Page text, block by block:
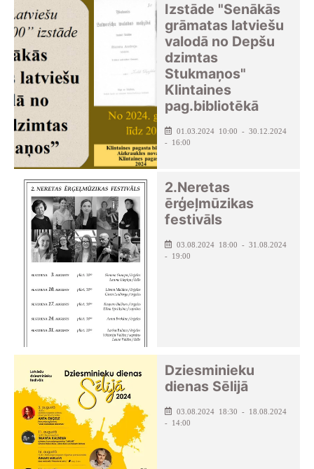
Izstāde "Senākās
grāmatas latviešu
valodā no Depšu
dzimtas
Stukmaņos"
Klintaines
pag.bibliotēkā
01.03.2024 10:00 - 30.12.2024
- 16:00
2.Neretas
ērģeļmūzikas
festivāls
03.08.2024 18:00 - 31.08.2024
- 19:00
Dziesminieku
dienas Sēlijā
03.08.2024 18:30 - 18.08.2024
- 14:00